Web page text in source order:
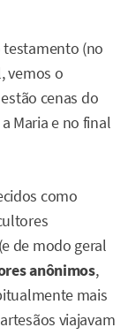
testamento (no
vemos o
cenas do
Maria e no final
como
de modo geral
anônimos,
mais
viajavam